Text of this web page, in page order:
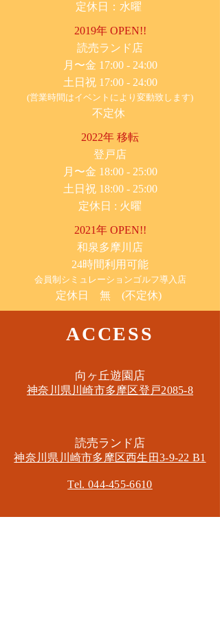
定休日：水曜
2019年 OPEN!!
​読売ランド店
月〜金 17:00 - 24:00
土日祝 17:00 - 24:00
(営業時間はイベントにより変動致します)
不定休
2022年 移転
​登戸店
月〜金 18:00 - 25:00
土日祝 18:00 - 25:00
​定休日 : 火曜
2021年 OPEN!!
​和泉多摩川店
24時間利用可能
​会員制シミュレーションゴルフ導入店
定休日 無 (不定休)
ACCESS
​向ヶ丘遊園店
神奈川県川崎市多摩区​登戸2085-8
​読売ランド店
神奈川県川崎市多摩区​西生田3-9-22 B1
Tel. 044-455-6610